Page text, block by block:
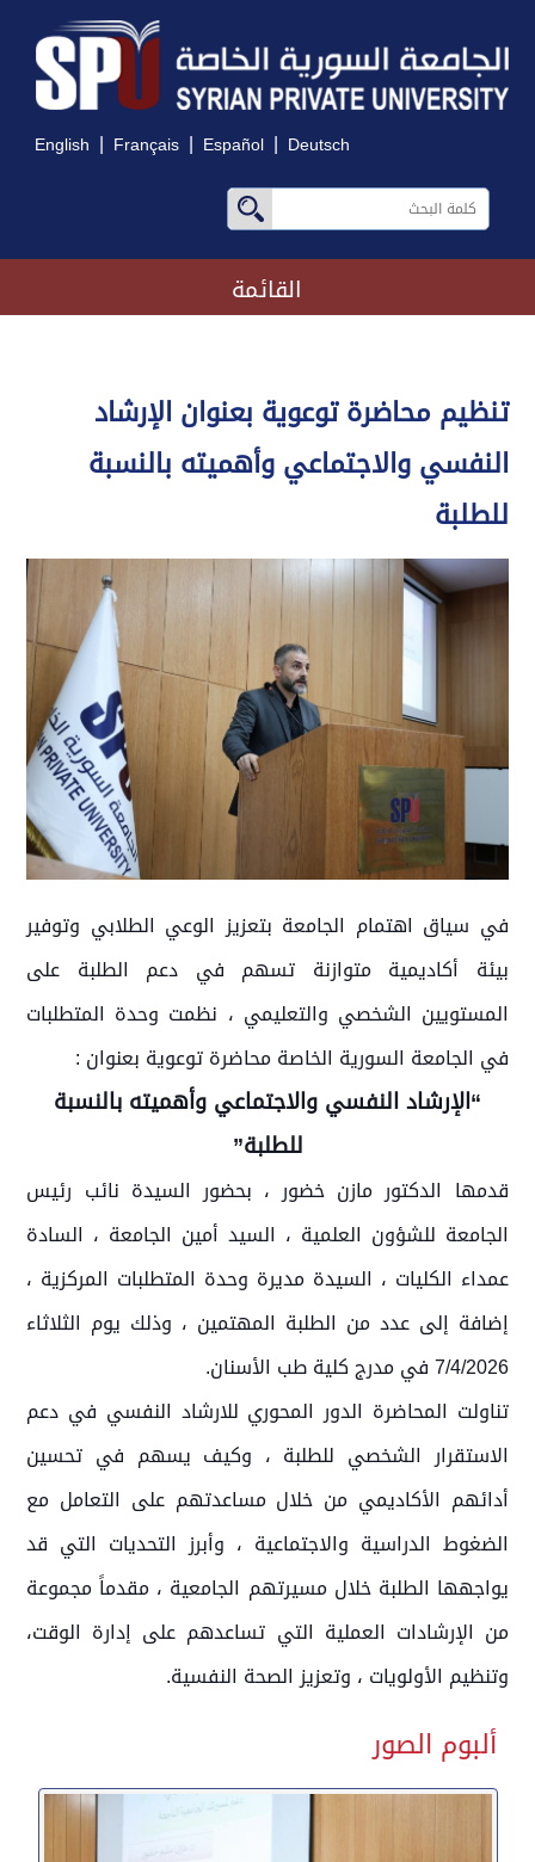
English | Français | Español | Deutsch
القائمة
تنظيم محاضرة توعوية بعنوان الإرشاد
النفسي والاجتماعي وأهميته بالنسبة
للطلبة
في سياق اهتمام الجامعة بتعزيز الوعي الطلابي وتوفير
بيئة أكاديمية متوازنة تسهم في دعم الطلبة على
المستويين الشخصي والتعليمي ، نظمت وحدة المتطلبات
في الجامعة السورية الخاصة محاضرة توعوية بعنوان :
“الإرشاد النفسي والاجتماعي وأهميته بالنسبة
للطلبة”
قدمها الدكتور مازن خضور ، بحضور السيدة نائب رئيس
الجامعة للشؤون العلمية ، السيد أمين الجامعة ، السادة
عمداء الكليات ، السيدة مديرة وحدة المتطلبات المركزية ،
إضافة إلى عدد من الطلبة المهتمين ، وذلك يوم الثلاثاء
7/4/2026 في مدرج كلية طب الأسنان.
تناولت المحاضرة الدور المحوري للارشاد النفسي في دعم
الاستقرار الشخصي للطلبة ، وكيف يسهم في تحسين
أدائهم الأكاديمي من خلال مساعدتهم على التعامل مع
الضغوط الدراسية والاجتماعية ، وأبرز التحديات التي قد
يواجهها الطلبة خلال مسيرتهم الجامعية ، مقدماً مجموعة
من الإرشادات العملية التي تساعدهم على إدارة الوقت،
وتنظيم الأولويات ، وتعزيز الصحة النفسية.
ألبوم الصور